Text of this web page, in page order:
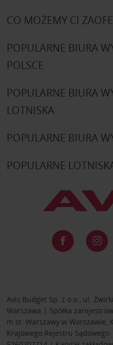
CO MOŻEMY CI
POPULARNE BIURA
POLSCE
POPULARNE BIURA
LOTNISKA
POPULARNE BIURA
POPULARNE
Avis Budget Sp. z o.o., ul.
Warszawa | Spółka
m.st. Warszawy w Warszawie,
Krajowego Rejestru